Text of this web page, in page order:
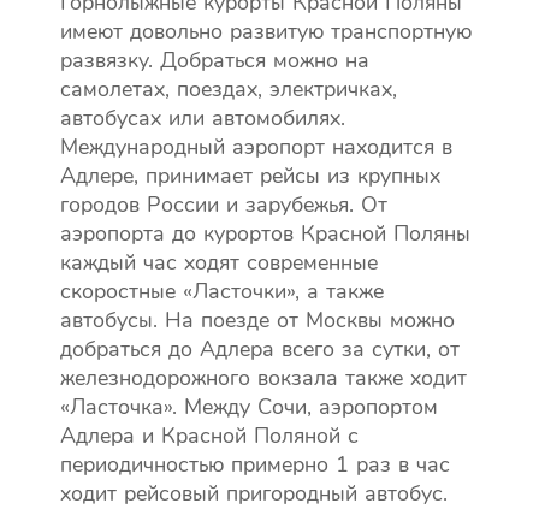
имеют довольно развитую транспортную
развязку. Добраться можно на
самолетах, поездах, электричках,
автобусах или автомобилях.
Международный аэропорт находится в
Адлере, принимает рейсы из крупных
городов России и зарубежья. От
аэропорта до курортов Красной Поляны
каждый час ходят современные
скоростные «Ласточки», а также
автобусы. На поезде от Москвы можно
добраться до Адлера всего за сутки, от
железнодорожного вокзала также ходит
«Ласточка». Между Сочи, аэропортом
Адлера и Красной Поляной с
периодичностью примерно 1 раз в час
ходит рейсовый пригородный автобус.